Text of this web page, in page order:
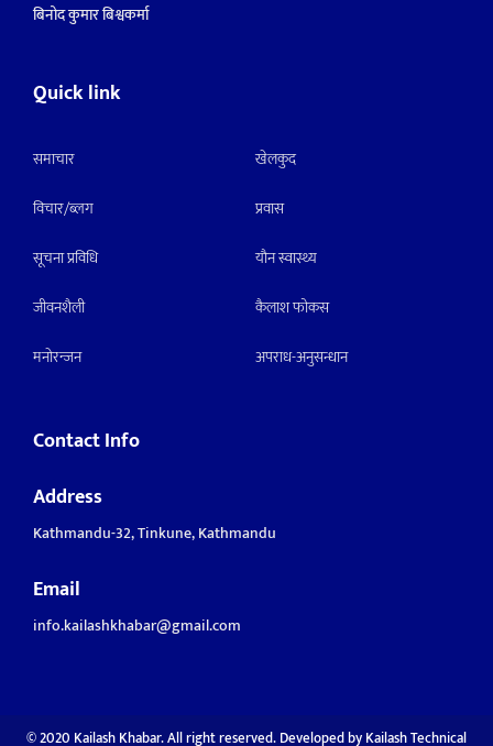
बिनोद कुमार बिश्वकर्मा
Quick link
समाचार
विचार/ब्लग
सूचना प्रविधि
जीवनशैली
मनाेरन्जन
खेलकुद
प्रवास
याैन स्वास्थ्य
कैलाश फोकस
अपराध-अनुसन्धान
Contact Info
Address
Kathmandu-32, Tinkune, Kathmandu
Email
info.kailashkhabar@gmail.com
© 2020 Kailash Khabar. All right reserved. Developed byKailash Technical